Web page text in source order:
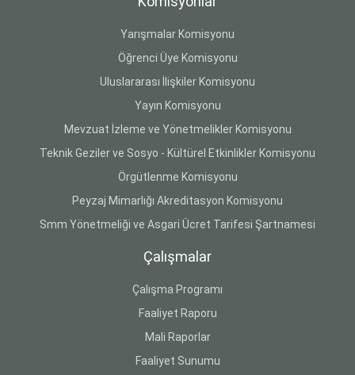
Yarışmalar Komisyonu
Öğrenci Üye Komisyonu
Uluslararası İlişkiler Komisyonu
Yayın Komisyonu
Mevzuat İzleme ve Yönetmelikler Komisyonu
Teknik Geziler ve Sosyo - Kültürel Etkinlikler Komisyonu
Örgütlenme Komisyonu
Peyzaj Mimarlığı Akreditasyon Komisyonu
Smm Yönetmeliği ve Asgari Ücret Tarifesi Şartnamesi
Çalışmalar
Çalışma Programı
Faaliyet Raporu
Mali Raporlar
Faaliyet Sunumu